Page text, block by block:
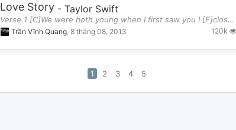
Love Story - Taylor Swift
Verse 1 [C]We were both young when I first saw you I [F]close my eyes and the flashback starts I'
Trần Vĩnh Quang, 8 tháng 08, 2013 120k
1 2 3 4 5